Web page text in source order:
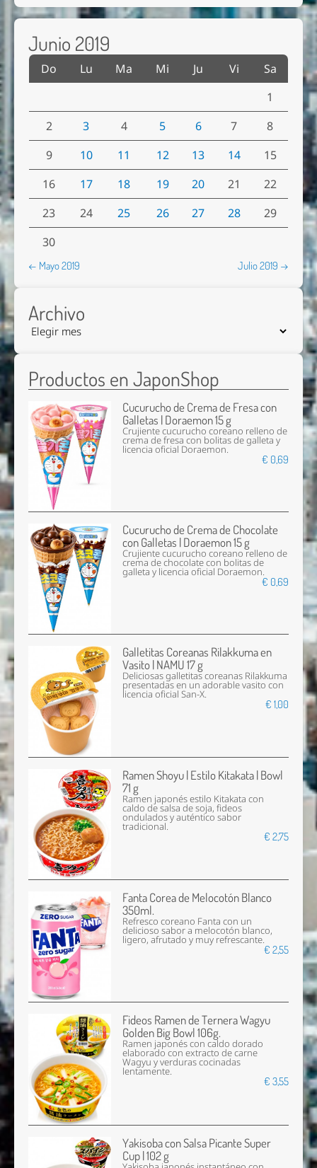
Junio 2019
Do Lu Ma Mi Ju Vi
Sa
1
2
3 4 5 6 7
8
9
10 11 12 13 14
15
16
17 18 19 20 21
22
23
24 25 26 27 28
29
30
← Mayo 2019 Julio 2019 →
Archivo
Productos en JaponShop
Cucurucho de Crema de Fresa con
Galletas | Doraemon 15 g
Crujiente cucurucho coreano relleno de
crema de fresa con bolitas de galleta y
licencia oficial Doraemon.
€ 0,69
Cucurucho de Crema de Chocolate
con Galletas | Doraemon 15 g
Crujiente cucurucho coreano relleno de
crema de chocolate con bolitas de
galleta y licencia oficial Doraemon.
€ 0,69
Galletitas Coreanas Rilakkuma en
Vasito | NAMU 17 g
Deliciosas galletitas coreanas Rilakkuma
presentadas en un adorable vasito con
licencia oficial San-X.
€ 1,00
Ramen Shoyu | Estilo Kitakata | Bowl
71 g
Ramen japonés estilo Kitakata con
caldo de salsa de soja, fideos
ondulados y auténtico sabor
tradicional.
€ 2,75
Fanta Corea de Melocotón Blanco
350ml.
Refresco coreano Fanta con un
delicioso sabor a melocotón blanco,
ligero, afrutado y muy refrescante.
€ 2,55
Fideos Ramen de Ternera Wagyu
Golden Big Bowl 106g.
Ramen japonés con caldo dorado
elaborado con extracto de carne
Wagyu y verduras cocinadas
lentamente.
€ 3,55
Yakisoba con Salsa Picante Super
Cup | 102 g